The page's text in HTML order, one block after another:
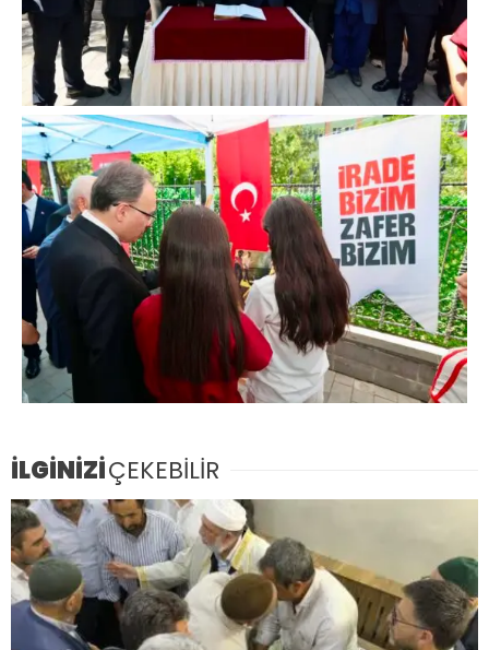
İLGİNİZİÇEKEBİLİR